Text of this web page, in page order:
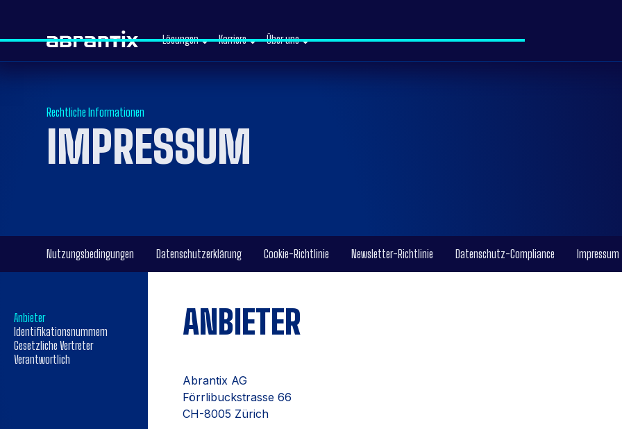
Lösungen Karriere Über uns
Rechtliche Informationen
IMPRESSUM
Nutzungsbedingungen Datenschutzerklärung Cookie-Richtlinie Newsletter-Richtlinie Datenschutz-Compliance Impressum
Anbieter
Identifikationsnummern
Gesetzliche Vertreter
Verantwortlich
ANBIETER
Abrantix AG
Förrlibuckstrasse 66
CH-8005 Zürich